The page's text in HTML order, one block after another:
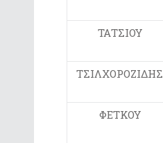
ΤΑΤΣΙΟΥ
ΤΣΙΛΧΟΡΟΖΙΔΗΣ
ΦΕΤΚΟΥ